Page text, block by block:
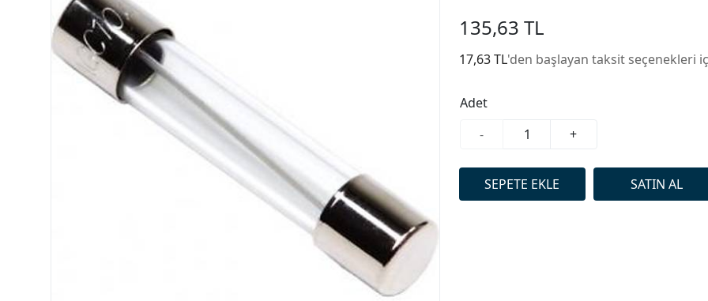
135,63 TL
17,63 TL'den başlayan taksit seçenekleri
Adet
-
+